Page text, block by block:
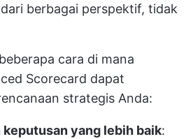
berbagai perspektif, tidak
cara di mana
Scorecard dapat
strategis Anda:
keputusan yang lebih baik: